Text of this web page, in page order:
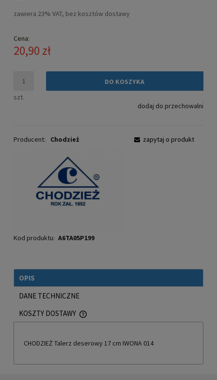
zawiera 23% VAT, bez kosztów dostawy
Cena:
20,90 zł
szt.
DO KOSZYKA
dodaj do przechowalni
Producent: Chodzież
Kod produktu: A6TA05P199
zapytaj o produkt
OPIS
DANE TECHNICZNE
KOSZTY DOSTAWY
CENA NIE ZAWIERA EWENTUALNYCH KOSZTÓW PŁATNOŚCI
CHODZIEŻ Talerz deserowy 17 cm IWONA 014